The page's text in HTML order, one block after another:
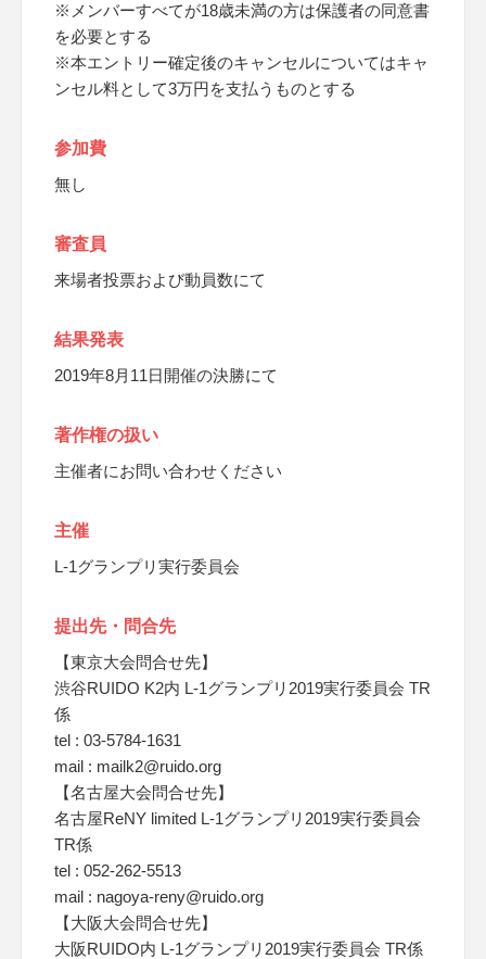
※メンバーすべてが18歳未満の方は保護者の同意書
を必要とする
※本エントリー確定後のキャンセルについてはキャ
ンセル料として3万円を支払うものとする
参加費
無し
審査員
来場者投票および動員数にて
結果発表
2019年8月11日開催の決勝にて
著作権の扱い
主催者にお問い合わせください
主催
L-1グランプリ実行委員会
提出先・問合先
【東京大会問合せ先】
渋谷RUIDO K2内 L-1グランプリ2019実行委員会 TR
係
tel : 03-5784-1631
mail : mailk2@ruido.org
【名古屋大会問合せ先】
名古屋ReNY limited L-1グランプリ2019実行委員会
TR係
tel : 052-262-5513
mail : nagoya-reny@ruido.org
【大阪大会問合せ先】
大阪RUIDO内 L-1グランプリ2019実行委員会 TR係